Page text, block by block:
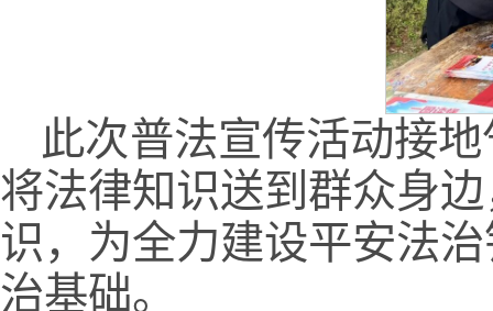
此次普法宣传活动接
将法律知识送到群众身
识，为全力建设平安法
治基础。